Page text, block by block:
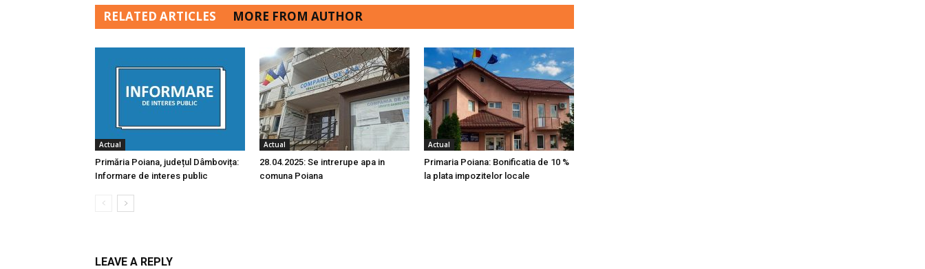
RELATED ARTICLES MORE FROM AUTHOR
Actual
Primăria Poiana, județul Dâmbovița:
Informare de interes public
Actual
28.04.2025: Se intrerupe apa in
comuna Poiana
Actual
Primaria Poiana: Bonificatia de 10 %
la plata impozitelor locale
LEAVE A REPLY